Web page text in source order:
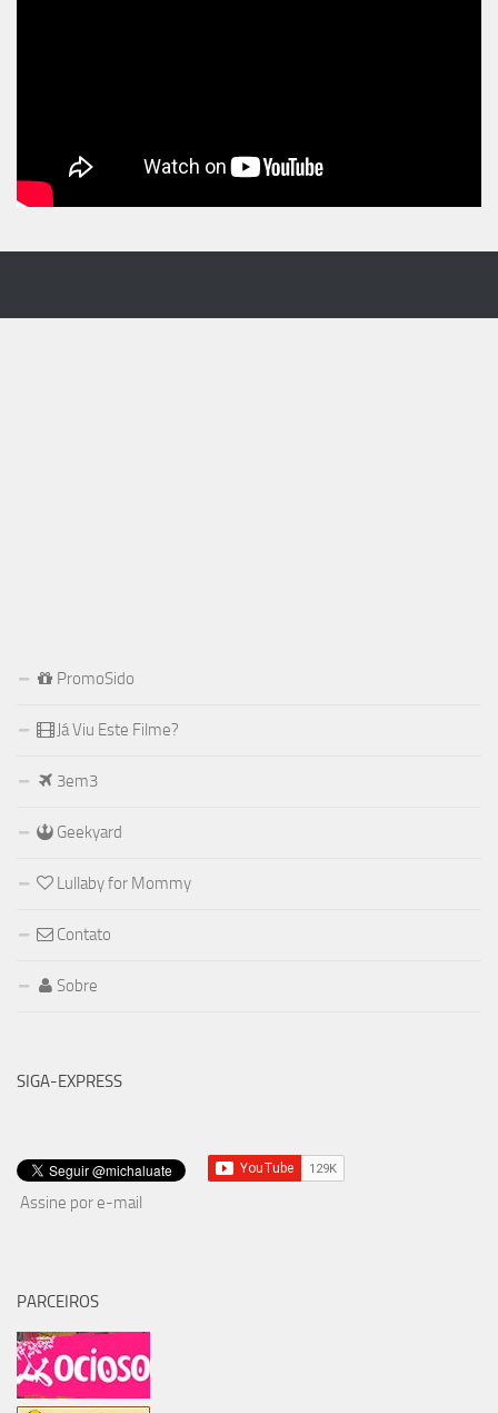
PromoSido
Já Viu Este Filme?
3em3
Geekyard
Lullaby for Mommy
Contato
Sobre
SIGA-EXPRESS
Assine por e-mail
PARCEIROS